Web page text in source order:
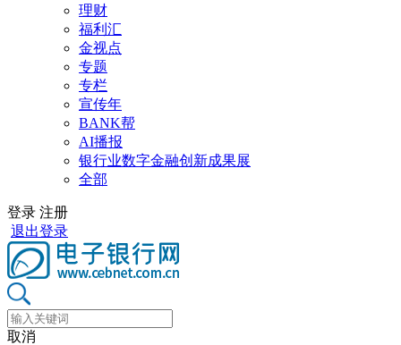
理财
福利汇
金视点
专题
专栏
宣传年
BANK帮
AI播报
银行业数字金融创新成果展
全部
登录 注册
退出登录
取消